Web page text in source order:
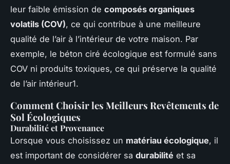
leur faible émission de composés organiques
volatils (COV), ce qui contribue à une meilleure
qualité de l’air à l’intérieur de votre maison. Par
exemple, le béton ciré écologique est formulé sans
COV ni produits toxiques, ce qui préserve la qualité
de l’air intérieur1.
Comment Choisir les Meilleurs Revêtements de
Sol Écologiques
Durabilité et Provenance
Lorsque vous choisissez un matériau écologique, il
est important de considérer sa durabilité et sa